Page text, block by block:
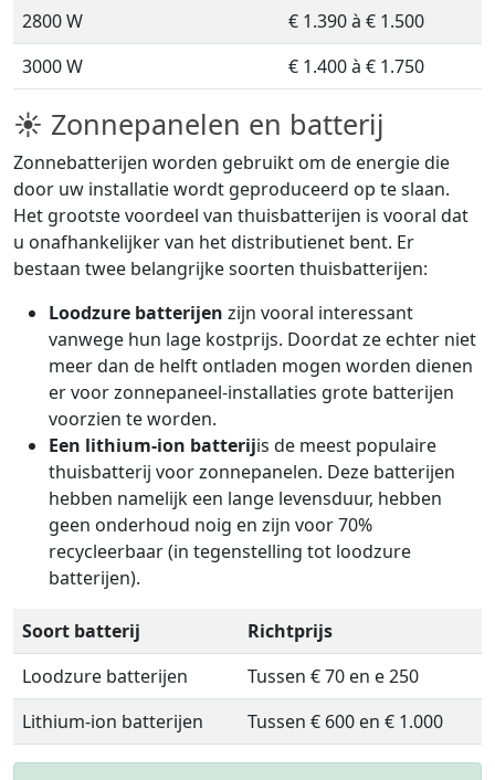
2800 W
€ 1.390 à € 1.500
3000 W
€ 1.400 à € 1.750
☀ Zonnepanelen en batterij
Zonnebatterijen worden gebruikt om de energie die
door uw installatie wordt geproduceerd op te slaan.
Het grootste voordeel van thuisbatterijen is vooral dat
u onafhankelijker van het distributienet bent. Er
bestaan twee belangrijke soorten thuisbatterijen:
Loodzure batterijen zijn vooral interessant
vanwege hun lage kostprijs. Doordat ze echter niet
meer dan de helft ontladen mogen worden dienen
er voor zonnepaneel-installaties grote batterijen
voorzien te worden.
Een lithium-ion batterijis de meest populaire
thuisbatterij voor zonnepanelen. Deze batterijen
hebben namelijk een lange levensduur, hebben
geen onderhoud noig en zijn voor 70%
recycleerbaar (in tegenstelling tot loodzure
batterijen).
Soort batterij
Richtprijs
Loodzure batterijen
Tussen € 70 en e 250
Lithium-ion batterijen
Tussen € 600 en € 1.000